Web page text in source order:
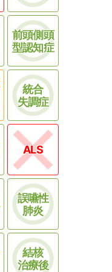
前頭側頭
型認知症
統合
失調症
ALS
誤嚥性
肺炎
結核
治療後